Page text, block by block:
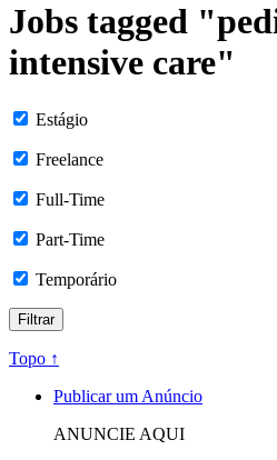
Jobs tagged
intensive care"
Estágio
Freelance
Full-Time
Part-Time
Temporário
Topo ↑
Publicar um Anúncio
ANUNCIE AQUI